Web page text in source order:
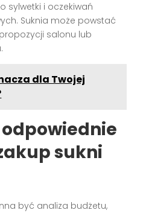
sylwetki i oczekiwań
Suknia może powstać
salonu lub
dla Twojej
sukni
być analiza budżetu,